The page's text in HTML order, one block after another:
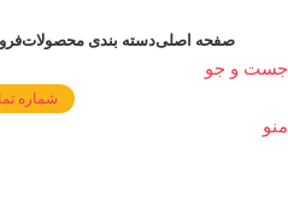
صفحه اصلیدسته بندی محصولات
جست و جو
شماره
منو